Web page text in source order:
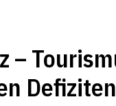
–
Defiziten